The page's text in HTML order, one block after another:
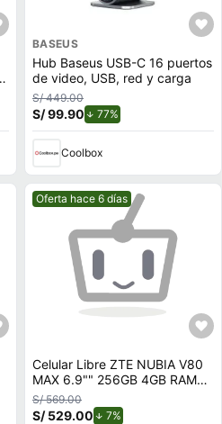
BASEUS
Hub Baseus USB-C 16 puertos
de video, USB, red y carga
S/ 449.00
S/ 99.90 77%
Coolbox
Mejor precio.
Oferta hace 6 días
Celular Libre ZTE NUBIA V80
MAX 6.9"" 256GB 4GB RAM
STELLAR SILVER
S/ 569.00
S/ 529.00 7%